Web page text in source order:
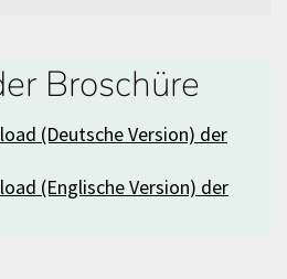
Broschüre
(Deutsche Version) der
(Englische Version) der